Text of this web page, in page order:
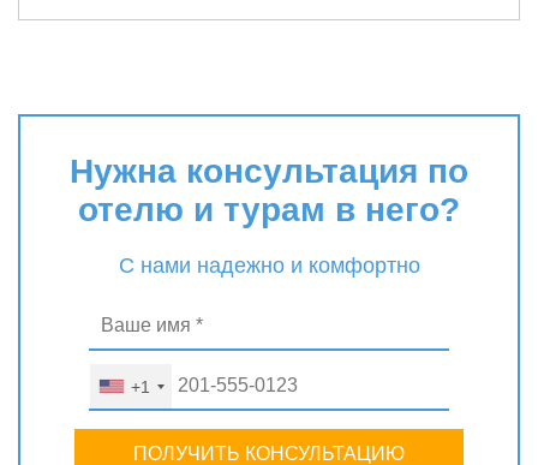
Нужна консультация по
отелю и турам в него?
С нами надежно и комфортно
+1
ПОЛУЧИТЬ КОНСУЛЬТАЦИЮ